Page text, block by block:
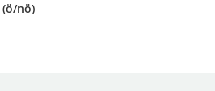
(ö/nö)